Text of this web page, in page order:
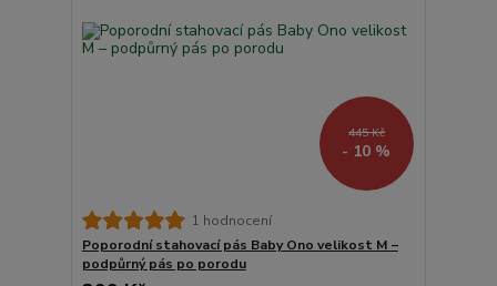
445 Kč
- 10 %
1 hodnocení
Poporodní stahovací pás Baby Ono velikost M –
podpůrný pás po porodu